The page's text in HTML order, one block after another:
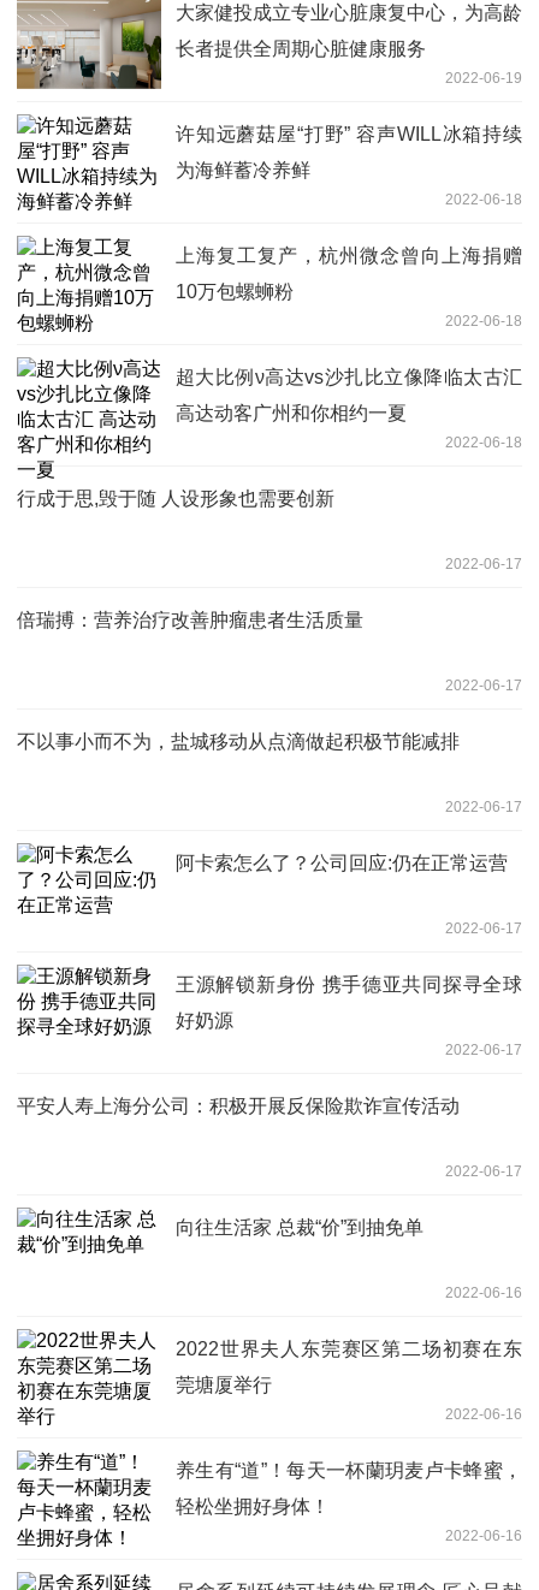
大家健投成立专业心脏康复中心，为高龄
长者提供全周期心脏健康服务
2022-06-19
许知远蘑菇屋“打野” 容声WILL冰箱持续
为海鲜蓄冷养鲜
2022-06-18
上海复工复产，杭州微念曾向上海捐赠
10万包螺蛳粉
2022-06-18
超大比例ν高达vs沙扎比立像降临太古汇
高达动客广州和你相约一夏
2022-06-18
行成于思,毁于随 人设形象也需要创新
2022-06-17
倍瑞搏：营养治疗改善肿瘤患者生活质量
2022-06-17
不以事小而不为，盐城移动从点滴做起积极节能减排
2022-06-17
阿卡索怎么了？公司回应:仍在正常运营
2022-06-17
王源解锁新身份 携手德亚共同探寻全球
好奶源
2022-06-17
平安人寿上海分公司：积极开展反保险欺诈宣传活动
2022-06-17
向往生活家 总裁“价”到抽免单
2022-06-16
2022世界夫人东莞赛区第二场初赛在东
莞塘厦举行
2022-06-16
养生有“道”！每天一杯蘭玥麦卢卡蜂蜜，
轻松坐拥好身体！
2022-06-16